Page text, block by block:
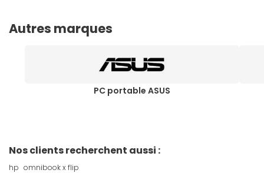
Autres marques
PC portable ASUS
Nos clients recherchent aussi :
hp omnibook x flip